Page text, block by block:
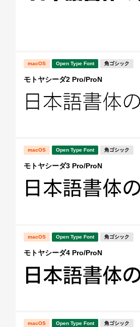
macOS Open Type Font 角ゴシック
モトヤシーダ2 Pro/ProN
macOS Open Type Font 角ゴシック
モトヤシーダ3 Pro/ProN
macOS Open Type Font 角ゴシック
モトヤシーダ4 Pro/ProN
macOS Open Type Font 角ゴシック